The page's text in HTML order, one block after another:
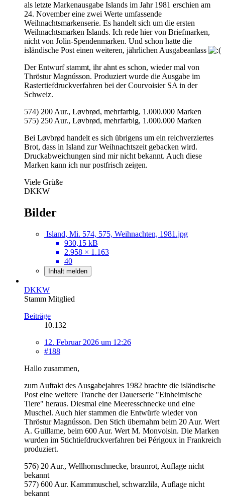
als letzte Markenausgabe Islands im Jahr 1981 erschien am
24. November eine zwei Werte umfassende
Weihnachtsmarkenserie. Es handelt sich um die ersten
Weihnachtsmarken Islands. Ich rede hier von Briefmarken,
nicht von Jolin-Spendenmarken. Und schon hatte die
isländische Post einen weiteren, jährlichen Ausgabeanlass
Der Entwurf stammt, ihr ahnt es schon, wieder mal von
Thröstur Magnússon. Produziert wurde die Ausgabe im
Rastertiefdruckverfahren bei der Courvoisier SA in der
Schweiz.
574) 200 Aur., Løvbrød, mehrfarbig, 1.000.000 Marken
575) 250 Aur., Løvbrød, mehrfarbig, 1.000.000 Marken
Bei Løvbrød handelt es sich übrigens um ein reichverziertes
Brot, dass in Island zur Weihnachtszeit gebacken wird.
Druckabweichungen sind mir nicht bekannt. Auch diese
Marken kann ich nur postfrisch zeigen.
Viele Grüße
DKKW
Bilder
Island, Mi. 574, 575, Weihnachten, 1981.jpg
930,15 kB
2.958 × 1.163
40
Inhalt melden
DKKW
Stamm Mitglied
Beiträge
10.132
12. Februar 2026 um 12:26
#188
Hallo zusammen,
zum Auftakt des Ausgabejahres 1982 brachte die isländische
Post eine weitere Tranche der Dauerserie "Einheimische
Tiere" heraus. Diesmal eine Meeresschnecke und eine
Muschel. Auch hier stammen die Entwürfe wieder von
Thröstur Magnússon. Den Stich übernahm beim 20 Aur. Wert
A. Guillame, beim 600 Aur. Wert M. Monvoisin. Die Marken
wurden im Stichtiefdruckverfahren bei Périgoux in Frankreich
produziert.
576) 20 Aur., Wellhornschnecke, braunrot, Auflage nicht
bekannt
577) 600 Aur. Kammmuschel, schwarzlila, Auflage nicht
bekannt